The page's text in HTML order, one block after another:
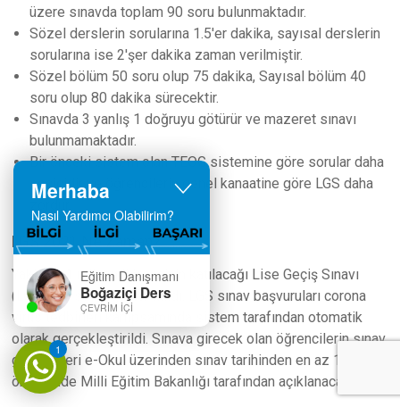
üzere sınavda toplam 90 soru bulunmaktadır.
Sözel derslerin sorularına 1.5'er dakika, sayısal derslerin
sorularına ise 2'şer dakika zaman verilmiştir.
Sözel bölüm 50 soru olup 75 dakika, Sayısal bölüm 40
soru olup 80 dakika sürecektir.
Sınavda 3 yanlış 1 doğruyu götürür ve mazeret sınavı
bulunmamaktadır.
Bir önceki sistem olan TEOG sistemine göre sorular daha
seçicidir ve öğrencilerin genel kanaatine göre LGS daha
LGS 2021 Ne Zaman?
Yaklaşık 1 milyon öğrencinin katılacağı Lise Geçiş Sınavı
(LGS) için sayılı günler kaldı. LGS sınav başvuruları corona
virüs tedbirleri kampsamında sistem tarafından otomatik
olarak gerçekleştirildi. Sınava girecek olan öğrencilerin sınav
giriş yerleri e-Okul üzerinden sınav tarihinden en az 1 hafta
öncesinde Milli Eğitim Bakanlığı tarafından açıklanacak.
1
Merhaba
Nasıl Yardımcı Olabilirim?
Eğitim Danışmanı
Boğaziçi Ders
ÇEVRIM İÇI